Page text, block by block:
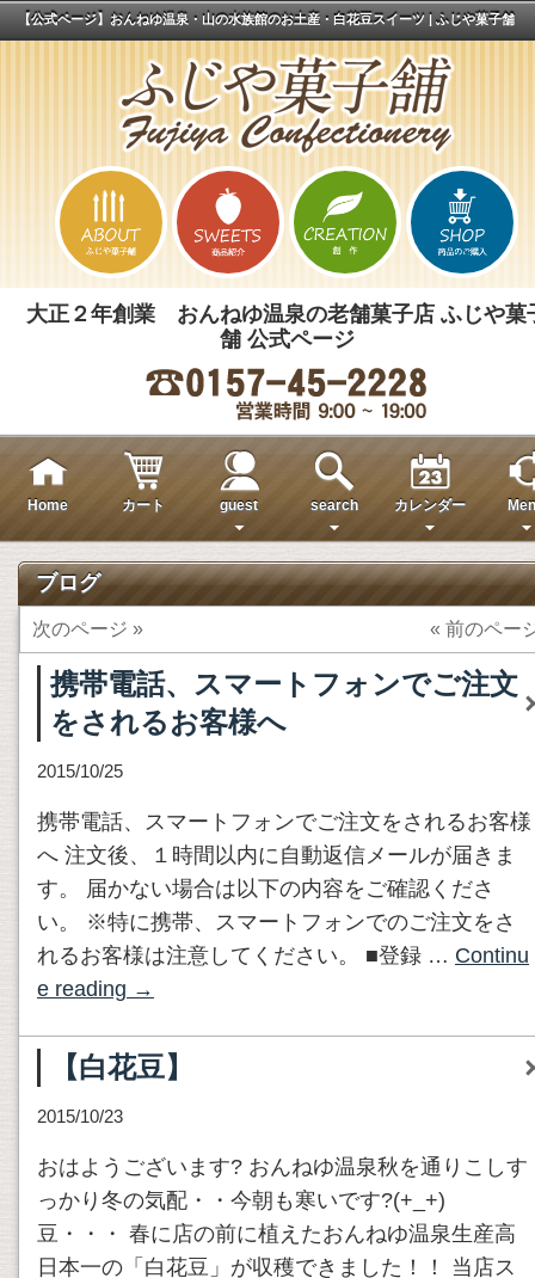
【公式ページ】おんねゆ温泉・山の水族館のお土産・白花豆スイーツ | ふじや菓子舗
大正２年創業 おんねゆ温泉の老舗菓子店 ふじや菓
舗 公式ページ
Home カート guest search カレンダー
ブログ
次のページ » « 前のペー
携帯電話、スマートフォンでご注文
をされるお客様へ
2015/10/25
携帯電話、スマートフォンでご注文をされるお客様
へ 注文後、１時間以内に自動返信メールが届きま
す。 届かない場合は以下の内容をご確認くださ
い。 ※特に携帯、スマートフォンでのご注文をさ
れるお客様は注意してください。 ■登録 … Continu
e reading →
【白花豆】
2015/10/23
おはようございます? おんねゆ温泉秋を通りこしす
っかり冬の気配・・今朝も寒いです?(+_+)
豆・・・ 春に店の前に植えたおんねゆ温泉生産高
日本一の「白花豆」が収穫できました！！ 当店ス